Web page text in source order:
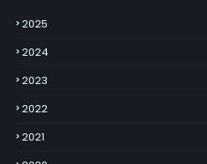
2025
2024
2023
2022
2021